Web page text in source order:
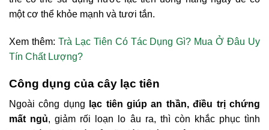
một cơ thể khỏe mạnh và tươi tắn.
Xem thêm: Trà Lạc Tiên Có Tác Dụng Gì? Mua Ở Đâu Uy
Tín Chất Lượng?
Công dụng của cây lạc tiên
Ngoài công dụng lạc tiên giúp an thần, điều trị chứng
mất ngủ, giảm rối loạn lo âu ra, thì còn khắc phục tình